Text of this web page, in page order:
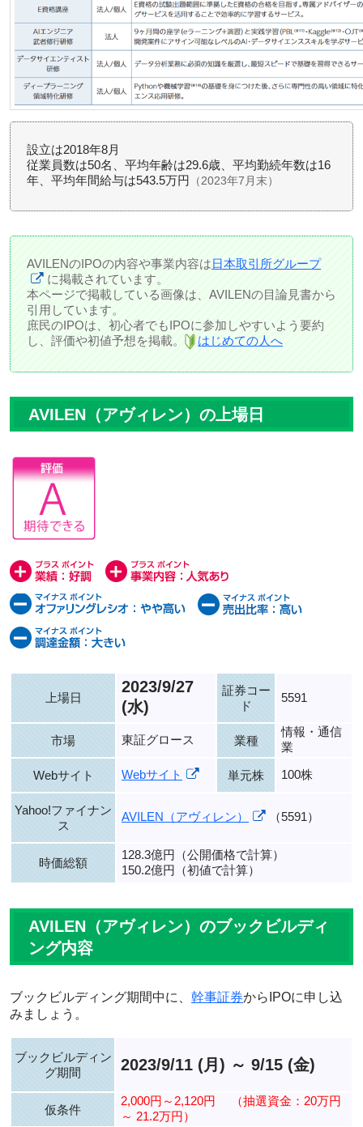
設立は2018年8月
従業員数は50名、平均年齢は29.6歳、平均勤続年数は16
年、平均年間給与は543.5万円
（2023年7月末）
AVILENのIPOの内容や事業内容は日本取引所グループ
に掲載されています。
本ページで掲載している画像は、AVILENの目論見書から
引用しています。
庶民のIPOは、初心者でもIPOに参加しやすいよう要約
し、評価や初値予想を掲載。
はじめての人へ
AVILEN（アヴィレン）の上場日
上場日
2023/9/27
(水)
証券コー
ド
5591
市場 東証グロース 業種
情報・通信
業
Webサイト Webサイト 単元株 100株
Yahoo!ファイナン
ス
AVILEN（アヴィレン） （5591）
時価総額
128.3億円（公開価格で計算）
150.2億円（初値で計算）
AVILEN（アヴィレン）のブックビルディ
ング内容
ブックビルディング期間中に、 幹事証券からIPOに申し込
みましょう。
ブックビルディン
グ期間
2023/9/11 (月) ～ 9/15 (金)
仮条件
2,000円～2,120円
（抽選資金：20万円
～ 21.2万円）